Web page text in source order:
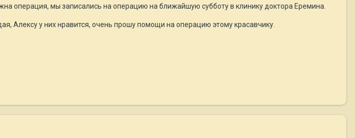
операция, мы записались на операцию на ближайшую субботу в клинику доктора Еремина.
у них нравится, очень прошу помощи на операцию этому красавчику.